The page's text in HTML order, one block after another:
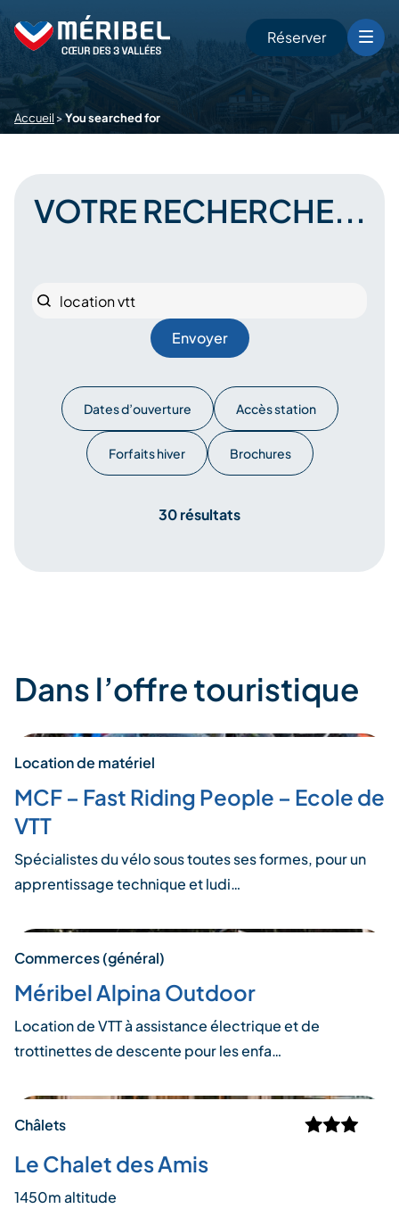
Skip
content
Réserver
Accueil >You searched for
VOTRE RECHERCHE...
Dates d’ouverture Accès station
Forfaits hiver Brochures
30 résultats
Dans l’offre touristique
Location de matériel
MCF – Fast Riding People – Ecole de
VTT
Spécialistes du vélo sous toutes ses formes, pour un
apprentissage technique et ludi…
Commerces (général)
Méribel Alpina Outdoor
Location de VTT à assistance électrique et de
trottinettes de descente pour les enfa…
Châlets
Le Chalet des Amis
1450m altitude